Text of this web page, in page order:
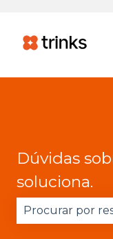
Dúvidas
soluciona.